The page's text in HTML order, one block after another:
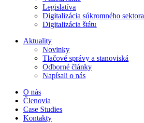
Legislatíva
Digitalizácia súkromného sektora
Digitalizácia štátu
Aktuality
Novinky
Tlačové správy a stanoviská
Odborné články
Napísali o nás
O nás
Členovia
Case Studies
Kontakty